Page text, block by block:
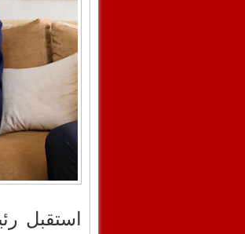
استقبل